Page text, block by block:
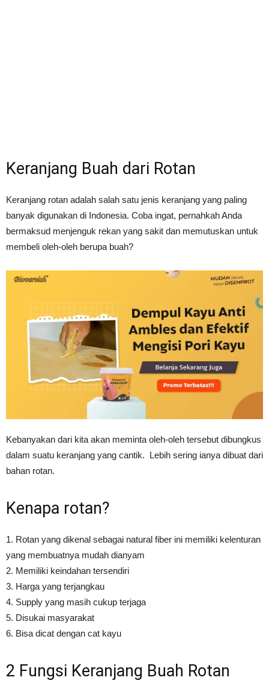
Keranjang Buah dari Rotan
Keranjang rotan adalah salah satu jenis keranjang yang paling
banyak digunakan di Indonesia. Coba ingat, pernahkah Anda
bermaksud menjenguk rekan yang sakit dan memutuskan untuk
membeli oleh-oleh berupa buah?
Kebanyakan dari kita akan meminta oleh-oleh tersebut dibungkus
dalam suatu keranjang yang cantik. Lebih sering ianya dibuat dari
bahan rotan.
Kenapa rotan?
1. Rotan yang dikenal sebagai natural fiber ini memiliki kelenturan
yang membuatnya mudah dianyam
2. Memiliki keindahan tersendiri
3. Harga yang terjangkau
4. Supply yang masih cukup terjaga
5. Disukai masyarakat
6. Bisa dicat dengan cat kayu
2 Fungsi Keranjang Buah Rotan